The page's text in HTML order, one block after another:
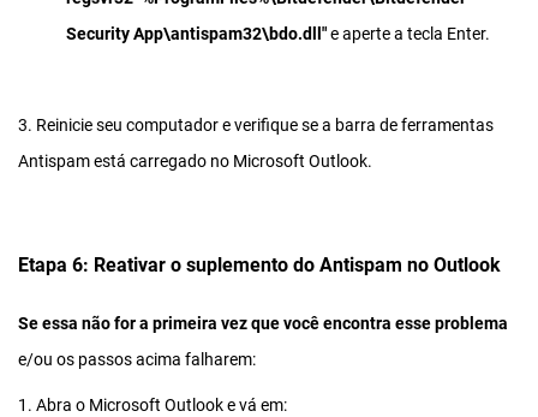
Security App\antispam32\bdo.dll"e aperte a tecla Enter.
3. Reinicie seu computador e verifique se a barra de ferramentas
Antispam está carregado no Microsoft Outlook.
Etapa 6: Reativar o suplemento do Antispam no Outlook
Se essa não for a primeira vez que você encontra esse problema
e/ou os passos acima falharem:
1. Abra o Microsoft Outlook e vá em: